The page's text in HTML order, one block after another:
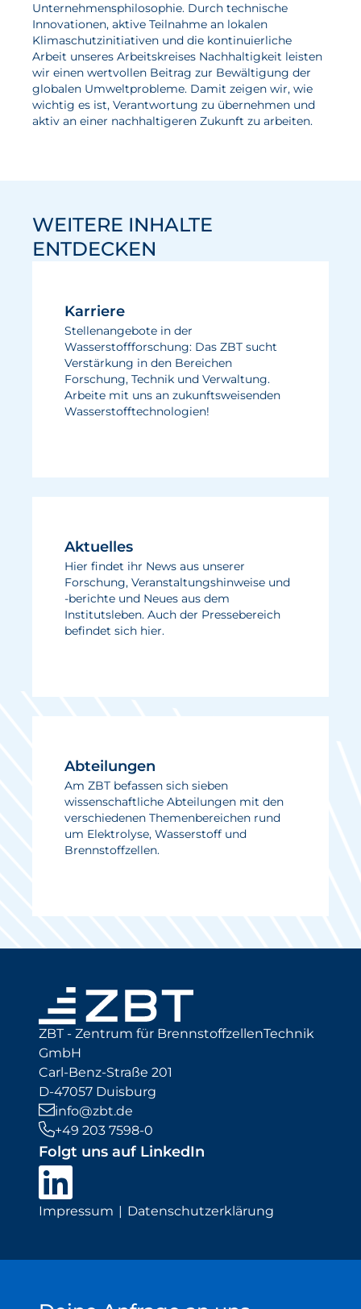
Unternehmensphilosophie. Durch technische
Innovationen, aktive Teilnahme an lokalen
Klimaschutzinitiativen und die kontinuierliche
Arbeit unseres Arbeitskreises Nachhaltigkeit leisten
wir einen wertvollen Beitrag zur Bewältigung der
globalen Umweltprobleme. Damit zeigen wir, wie
wichtig es ist, Verantwortung zu übernehmen und
aktiv an einer nachhaltigeren Zukunft zu arbeiten.
WEITERE INHALTE
ENTDECKEN
Karriere
Stellenangebote in der
Wasserstoffforschung: Das ZBT sucht
Verstärkung in den Bereichen
Forschung, Technik und Verwaltung.
Arbeite mit uns an zukunftsweisenden
Wasserstofftechnologien!
Aktuelles
Hier findet ihr News aus unserer
Forschung, Veranstaltungshinweise und
-berichte und Neues aus dem
Institutsleben. Auch der Pressebereich
befindet sich hier.
Abteilungen
Am ZBT befassen sich sieben
wissenschaftliche Abteilungen mit den
verschiedenen Themenbereichen rund
um Elektrolyse, Wasserstoff und
Brennstoffzellen.
ZBT - Zentrum für BrennstoffzellenTechnik
GmbH
Carl-Benz-Straße 201
D-47057 Duisburg
info@zbt.de
+49 203 7598-0
Folgt uns auf LinkedIn
Impressum Datenschutzerklärung